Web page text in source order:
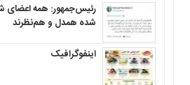
رئیس‌جمهور: همه اعضای
شده همدل و هم‌نظرند
اینفوگرافیک